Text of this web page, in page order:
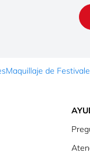
Maquillaje de